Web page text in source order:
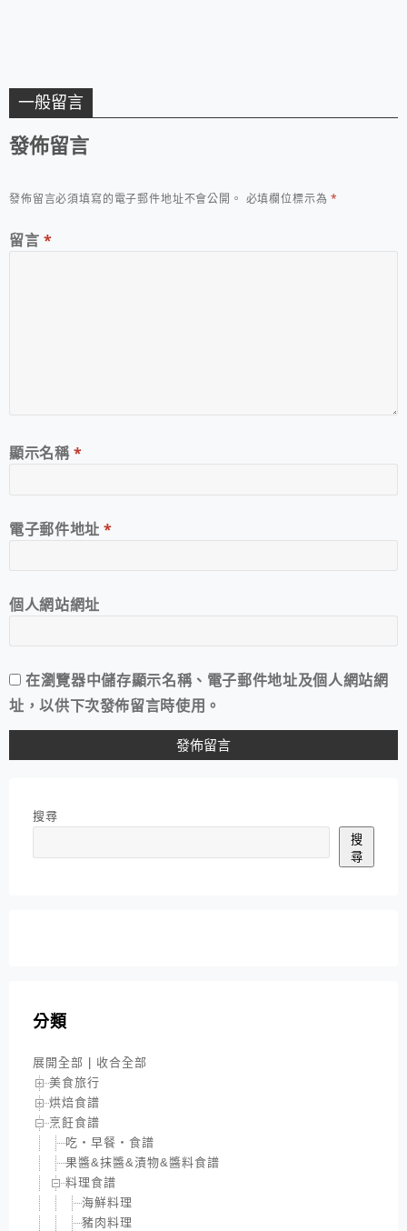
一般留言
發佈留言
發佈留言必須填寫的電子郵件地址不會公開。 必填欄位標示為*
留言 *
顯示名稱*
電子郵件地址*
個人網站網址
在瀏覽器中儲存顯示名稱、電子郵件地址及個人網站網
址，以供下次發佈留言時使用。
搜尋
搜
尋
分類
展開全部
收合全部
美食旅行
烘焙食譜
烹飪食譜
吃‧早餐‧食譜
果醬&抹醬&漬物&醬料食譜
料理食譜
海鮮料理
豬肉料理